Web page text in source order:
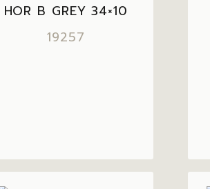
HOR B GREY 34×10
19257